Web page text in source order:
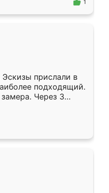
1
Эскизы прислали в
подходящий.
Через 3
Остались
Ренессанс
работу!